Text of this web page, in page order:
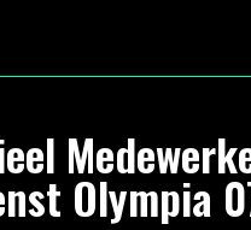
Olympia